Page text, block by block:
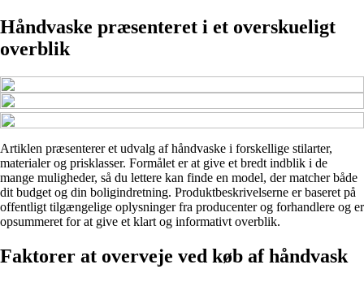
Håndvaske præsenteret i et overskueligt
overblik
Artiklen præsenterer et udvalg af håndvaske i forskellige stilarter,
materialer og prisklasser. Formålet er at give et bredt indblik i de
mange muligheder, så du lettere kan finde en model, der matcher både
dit budget og din boligindretning. Produktbeskrivelserne er baseret på
offentligt tilgængelige oplysninger fra producenter og forhandlere og er
opsummeret for at give et klart og informativt overblik.
Faktorer at overveje ved køb af håndvask